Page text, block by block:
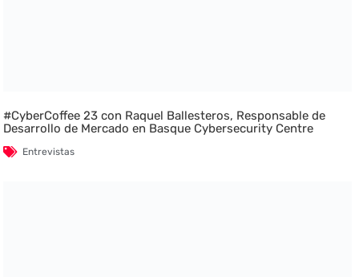
#CyberCoffee 23 con Raquel Ballesteros, Responsable de
Desarrollo de Mercado en Basque Cybersecurity Centre
Entrevistas